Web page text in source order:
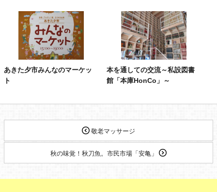
あきた夕市みんなのマーケッ
ト
本を通しての交流～私設図書
館「本庫HonCo」～
敬老マッサージ
秋の味覚！秋刀魚。市民市場「安亀」